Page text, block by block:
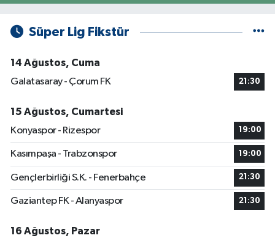
Süper Lig Fikstür
14 Ağustos, Cuma
Galatasaray - Çorum FK
21:30
15 Ağustos, Cumartesi
Konyaspor - Rizespor
19:00
Kasımpaşa - Trabzonspor 19:00
Gençlerbirliği S.K. - Fenerbahçe 21:30
Gaziantep FK - Alanyaspor 21:30
16 Ağustos, Pazar